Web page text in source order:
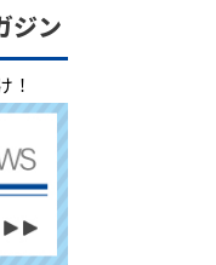
ジン
！